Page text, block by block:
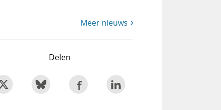
Meer nieuws
Delen